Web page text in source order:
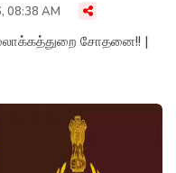
08:38 AM
சோதனை!! |